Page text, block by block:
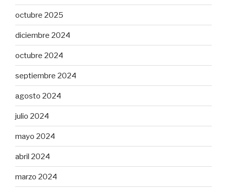
octubre 2025
diciembre 2024
octubre 2024
septiembre 2024
agosto 2024
julio 2024
mayo 2024
abril 2024
marzo 2024